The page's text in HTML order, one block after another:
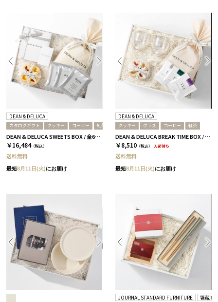
DEAN & DELUCA
カタログギフト クッキー コーヒー 紅茶
DEAN & DELUCA SWEETS BOX / 全6種［ディーン&デルーカ］ 紅茶 / プラチナ
￥16,484（税込）
送料無料
最短8月11日(火)にお届け
DEAN & DELUCA
クッキー グラス コーヒー 紅茶
DEAN & DELUCA BREAK TIME BOX / 全2種［ディーン＆デルーカ］ 紅茶
￥8,510 （税込） 入荷待ち
送料無料
最短8月11日(火)にお届け
JOURNAL STANDARD FURNITURE 箸蔵ま